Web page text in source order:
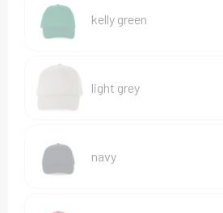
kelly green
light grey
navy